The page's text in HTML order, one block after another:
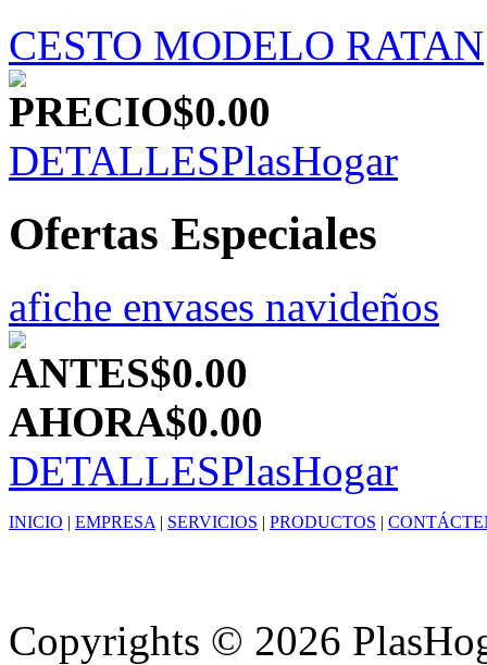
CESTO MODELO RATAN
PRECIO$0.00
DETALLESPlasHogar
Ofertas Especiales
afiche envases navideños
ANTES$0.00
AHORA$0.00
DETALLESPlasHogar
INICIO | EMPRESA | SERVICIOS | PRODUCTOS |
Copyrights © 2026